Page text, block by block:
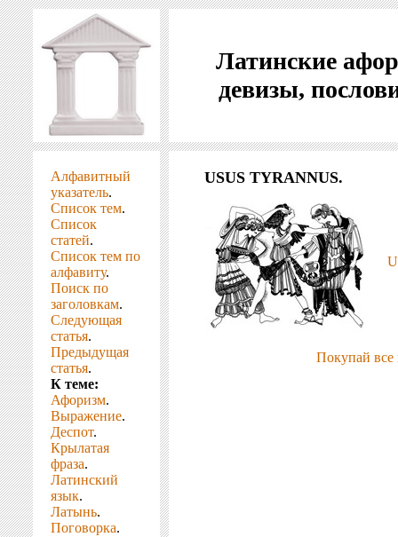
Латинские
девизы,
Алфавитный
указатель.
Список тем.
Список
статей.
Список тем по
алфавиту.
Поиск по
заголовкам.
Следующая
статья.
Предыдущая
статья.
К теме:
Афоризм.
Выражение.
Деспот.
Крылатая
фраза.
Латинский
язык.
Латынь.
Поговорка.
USUS TYRANNUS.
Покупай все